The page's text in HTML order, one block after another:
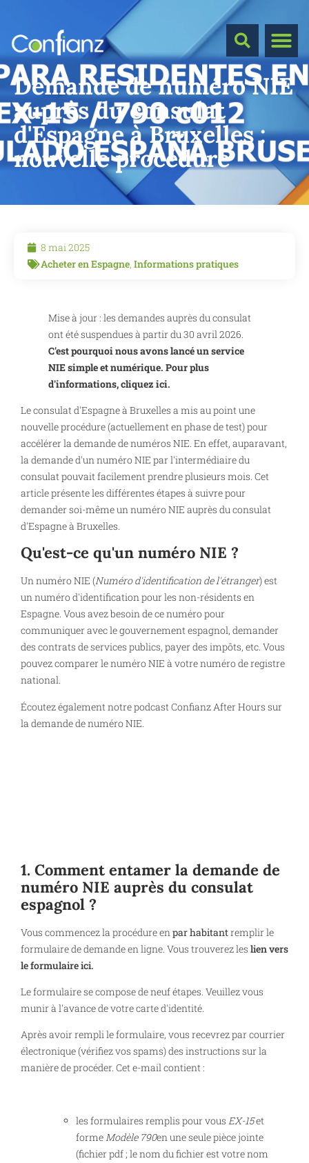
Demande de numéro NIE
auprès du consulat
d'Espagne à Bruxelles :
nouvelle procédure
8 mai 2025
Acheter en Espagne, Informations pratiques
Mise à jour : les demandes auprès du consulat
ont été suspendues à partir du 30 avril 2026.
C'est pourquoi nous avons lancé un service
NIE simple et numérique. Pour plus
d'informations, cliquez ici.
Le consulat d'Espagne à Bruxelles a mis au point une
nouvelle procédure (actuellement en phase de test) pour
accélérer la demande de numéros NIE. En effet, auparavant,
la demande d'un numéro NIE par l'intermédiaire du
consulat pouvait facilement prendre plusieurs mois. Cet
article présente les différentes étapes à suivre pour
demander soi-même un numéro NIE auprès du consulat
d'Espagne à Bruxelles.
Qu'est-ce qu'un numéro NIE ?
Un numéro NIE (Numéro d'identification de l'étranger) est
un numéro d'identification pour les non-résidents en
Espagne. Vous avez besoin de ce numéro pour
communiquer avec le gouvernement espagnol, demander
des contrats de services publics, payer des impôts, etc. Vous
pouvez comparer le numéro NIE à votre numéro de registre
national.
Écoutez également notre podcast Confianz After Hours sur
la demande de numéro NIE.
1. Comment entamer la demande de
numéro NIE auprès du consulat
espagnol ?
Vous commencez la procédure en par habitantremplir le
formulaire de demande en ligne. Vous trouverez les lien vers
le formulaire ici.
Le formulaire se compose de neuf étapes. Veuillez vous
munir à l'avance de votre carte d'identité.
Après avoir rempli le formulaire, vous recevrez par courrier
électronique (vérifiez vos spams) des instructions sur la
manière de procéder. Cet e-mail contient :
les formulaires remplis pour vous EX-15et
formeModèle 790en une seule pièce jointe
(fichier pdf ; le nom du fichier est votre nom